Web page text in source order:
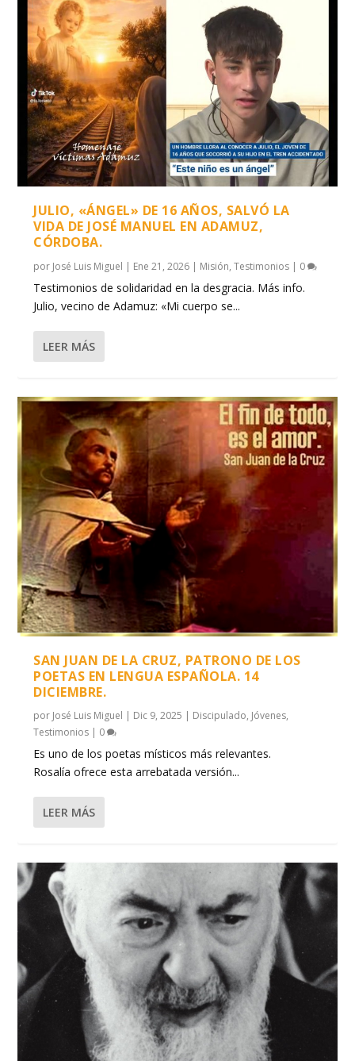
JULIO, «ÁNGEL» DE 16 AÑOS, SALVÓ LA
VIDA DE JOSÉ MANUEL EN ADAMUZ,
CÓRDOBA.
por José Luis Miguel | Ene 21, 2026 | Misión,Testimonios | 0
Testimonios de solidaridad en la desgracia. Más info.
Julio, vecino de Adamuz: «Mi cuerpo se...
LEER MÁS
SAN JUAN DE LA CRUZ, PATRONO DE LOS
POETAS EN LENGUA ESPAÑOLA. 14
DICIEMBRE.
por José Luis Miguel | Dic 9, 2025 | Discipulado, Jóvenes,
Testimonios | 0
Es uno de los poetas místicos más relevantes.
Rosalía ofrece esta arrebatada versión...
LEER MÁS